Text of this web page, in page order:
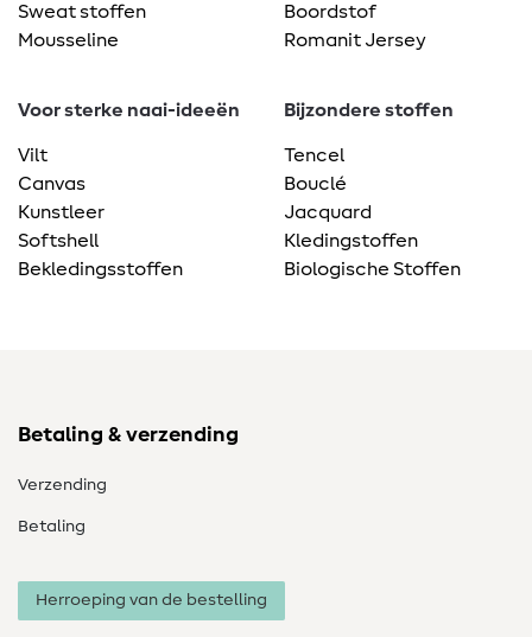
Sweat stoffen
Mousseline
Boordstof
Romanit Jersey
Voor sterke naai-ideeën
Vilt
Canvas
Kunstleer
Softshell
Bekledingsstoffen
Bijzondere stoffen
Tencel
Bouclé
Jacquard
Kledingstoffen
Biologische Stoffen
Betaling & verzending
Verzending
Betaling
Herroeping van de bestelling